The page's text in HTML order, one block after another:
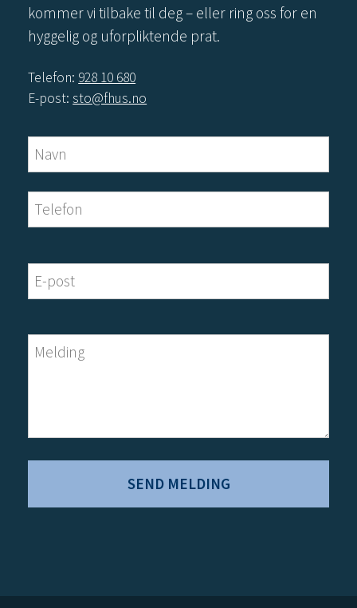
kommer vi tilbake til deg – eller ring oss for en
hyggelig og uforpliktende prat.
Telefon: 928 10 680
E-post:sto@fhus.no